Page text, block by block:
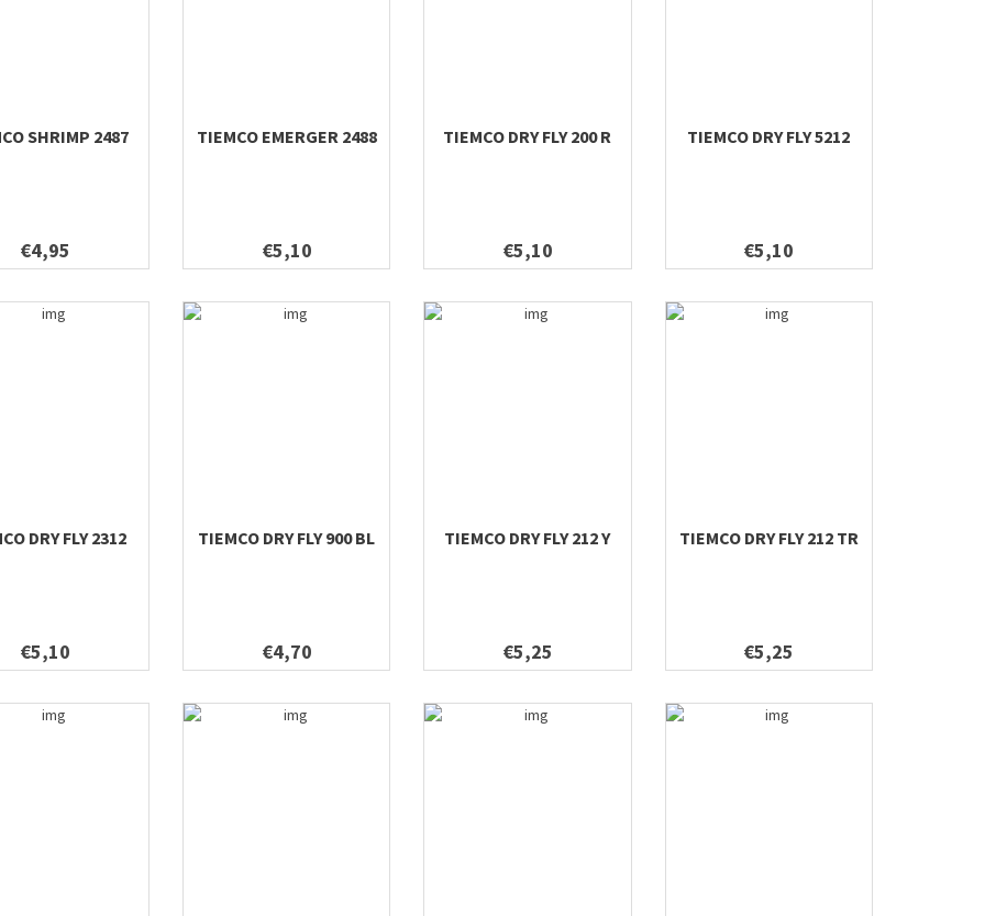
SHRIMP 2487
€4,95
TIEMCO EMERGER 2488
€5,10
TIEMCO DRY FLY 200 R
€5,10
TIEMCO DRY FLY 5212
€5,10
DRY FLY 2312
€5,10
TIEMCO DRY FLY 900 BL
€4,70
TIEMCO DRY FLY 212 Y
€5,25
TIEMCO DRY FLY 212 TR
€5,25